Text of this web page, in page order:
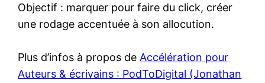
Objectif : marquer pour faire du click, créer
une rodage accentuée à son allocution.
Plus d’infos à propos de Accélération pour
Auteurs & écrivains : PodToDigital (Jonathan